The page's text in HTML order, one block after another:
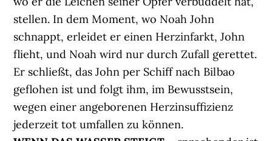
stellen. In dem Moment, wo Noah John
schnappt, erleidet er einen Herzinfarkt, John
flieht, und Noah wird nur durch Zufall gerettet.
Er schließt, das John per Schiff nach Bilbao
geflohen ist und folgt ihm, im Bewusstsein,
wegen einer angeborenen Herzinsuffizienz
jederzeit tot umfallen zu können.